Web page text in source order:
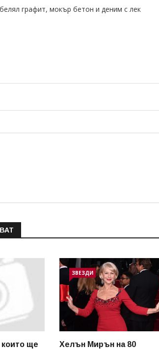
графит, мокър бетон и деним с лек
ще
ЗВЕЗДИ
Хелън Мирън на 80